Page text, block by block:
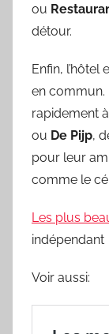
ou
détour.
Enfin,
en commun.
rapidement
ou De Pijp,
pour leur
comme le
Les plus
indépendant
Voir aussi: